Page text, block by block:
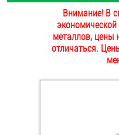
НАШИ МАГАЗИНЫ
Дюбели
Внимание! В
металлов, цены
отличаться.